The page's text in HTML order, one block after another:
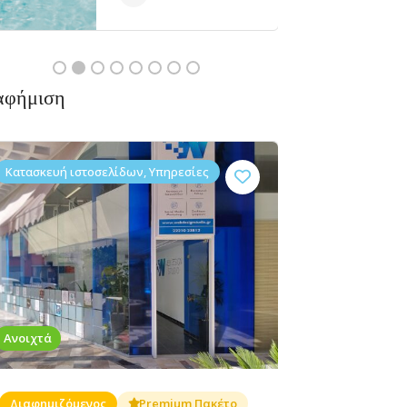
Ανοιχτά
Κατασκευή ιστοσελίδων, Υπηρεσίες
Διαφημιζόμενος Premium Πακέτο